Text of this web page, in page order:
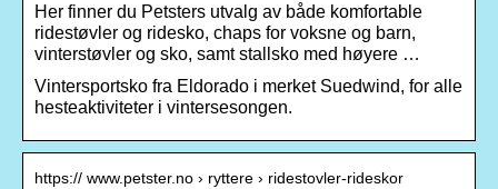
Her finner du Petsters utvalg av både komfortable
ridestøvler og ridesko, chaps for voksne og barn,
vinterstøvler og sko, samt stallsko med høyere …
Vintersportsko fra Eldorado i merket Suedwind, for alle
hesteaktiviteter i vintersesongen.
https:// www.petster.no › ryttere › ridestovler-rideskor